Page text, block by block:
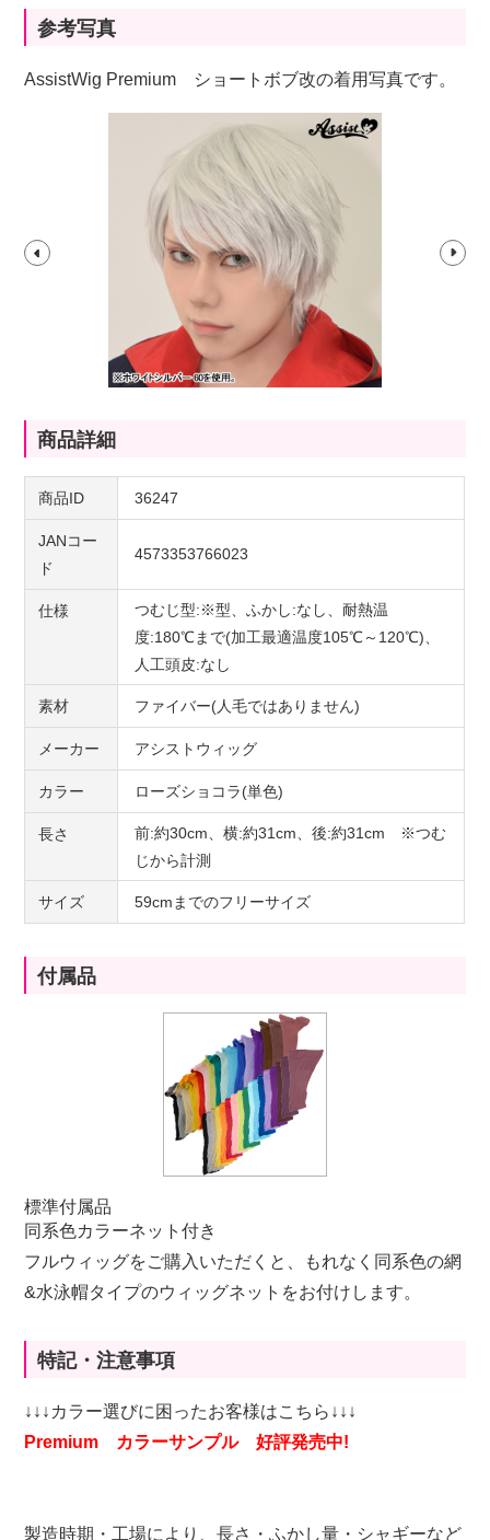
参考写真
AssistWig Premium ショートボブ改の着用写真です。
商品詳細
商品ID 36247
JANコー
ド
4573353766023
仕様
つむじ型:※型、ふかし:なし、耐熱温
度:180℃まで(加工最適温度105℃～120℃)、
人工頭皮:なし
素材 ファイバー(人毛ではありません)
メーカー アシストウィッグ
カラー ローズショコラ(単色)
長さ
前:約30cm、横:約31cm、後:約31cm ※つむ
じから計測
サイズ 59cmまでのフリーサイズ
付属品
標準付属品
同系色カラーネット付き
フルウィッグをご購入いただくと、もれなく同系色の網
&水泳帽タイプのウィッグネットをお付けします。
特記・注意事項
↓↓↓カラー選びに困ったお客様はこちら↓↓↓
Premium カラーサンプル 好評発売中!
製造時期・工場により、長さ・ふかし量・シャギーなど